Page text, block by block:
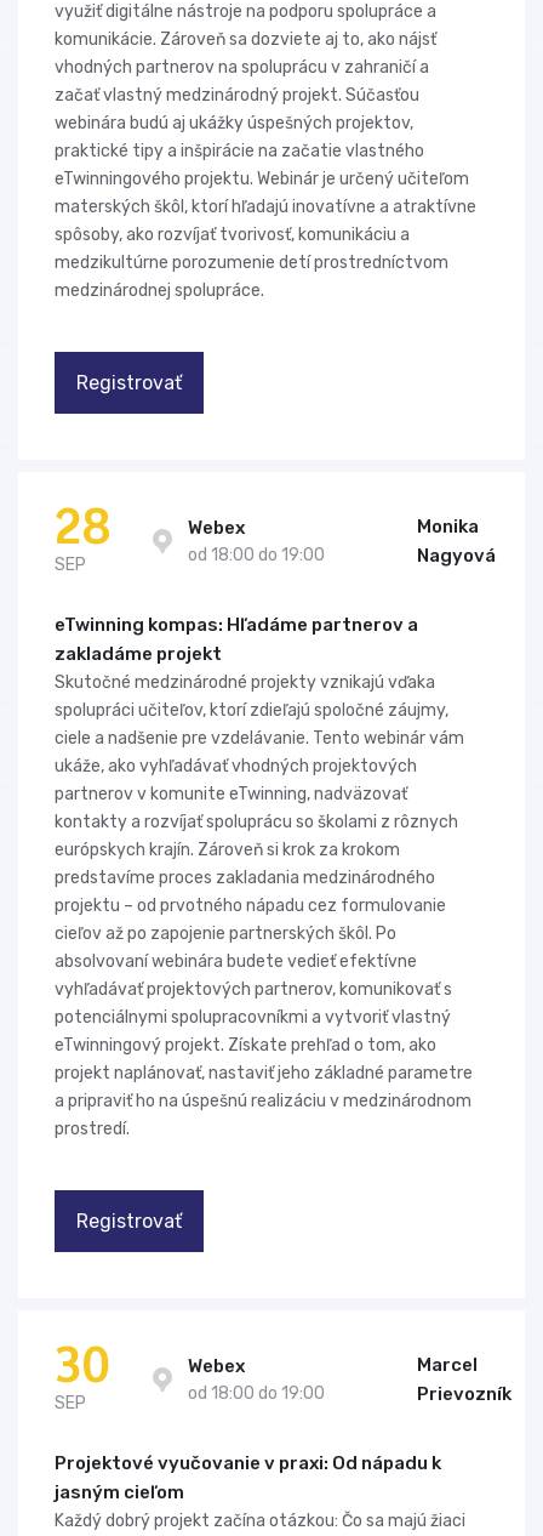
využiť digitálne nástroje na podporu spolupráce a
komunikácie. Zároveň sa dozviete aj to, ako nájsť
vhodných partnerov na spoluprácu v zahraničí a
začať vlastný medzinárodný projekt. Súčasťou
webinára budú aj ukážky úspešných projektov,
praktické tipy a inšpirácie na začatie vlastného
eTwinningového projektu. Webinár je určený učiteľom
materských škôl, ktorí hľadajú inovatívne a atraktívne
spôsoby, ako rozvíjať tvorivosť, komunikáciu a
medzikultúrne porozumenie detí prostredníctvom
medzinárodnej spolupráce.
Registrovať
28
SEP
Webex
od 18:00 do 19:00
Monika
Nagyová
eTwinning kompas: Hľadáme partnerov a
zakladáme projekt
Skutočné medzinárodné projekty vznikajú vďaka
spolupráci učiteľov, ktorí zdieľajú spoločné záujmy,
ciele a nadšenie pre vzdelávanie. Tento webinár vám
ukáže, ako vyhľadávať vhodných projektových
partnerov v komunite eTwinning, nadväzovať
kontakty a rozvíjať spoluprácu so školami z rôznych
európskych krajín. Zároveň si krok za krokom
predstavíme proces zakladania medzinárodného
projektu – od prvotného nápadu cez formulovanie
cieľov až po zapojenie partnerských škôl. Po
absolvovaní webinára budete vedieť efektívne
vyhľadávať projektových partnerov, komunikovať s
potenciálnymi spolupracovníkmi a vytvoriť vlastný
eTwinningový projekt. Získate prehľad o tom, ako
projekt naplánovať, nastaviť jeho základné parametre
a pripraviť ho na úspešnú realizáciu v medzinárodnom
prostredí.
Registrovať
30
SEP
Webex
od 18:00 do 19:00
Marcel
Prievozník
Projektové vyučovanie v praxi: Od nápadu k
jasným cieľom
Každý dobrý projekt začína otázkou: Čo sa majú žiaci